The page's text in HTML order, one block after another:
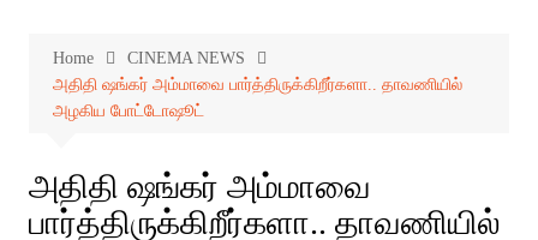
Home
CINEMA NEWS
அதிதி ஷங்கர் அம்மாவை பார்த்திருக்கிறீர்களா.. தாவணியில்
அழகிய போட்டோஷூட்
அதிதி ஷங்கர் அம்மாவை
பார்த்திருக்கிறீர்களா.. தாவணியில்